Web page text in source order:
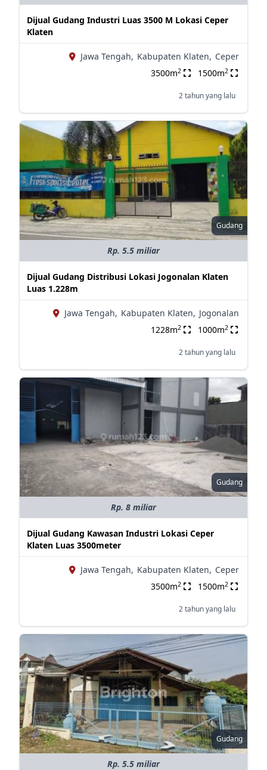
Dijual Gudang Industri Luas 3500 M Lokasi Ceper
Klaten
Jawa Tengah, Kabupaten Klaten, Ceper
3500m2 1500m2
2 tahun yang lalu
Gudang
Rp. 5.5 miliar
Dijual Gudang Distribusi Lokasi Jogonalan Klaten
Luas 1.228m
Jawa Tengah, Kabupaten Klaten, Jogonalan
1228m2 1000m2
2 tahun yang lalu
Gudang
Rp. 8 miliar
Dijual Gudang Kawasan Industri Lokasi Ceper
Klaten Luas 3500meter
Jawa Tengah, Kabupaten Klaten, Ceper
3500m2 1500m2
2 tahun yang lalu
Gudang
Rp. 5.5 miliar